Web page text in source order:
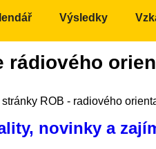
rádiového
ROB - radiového
novinky a
Výsledky